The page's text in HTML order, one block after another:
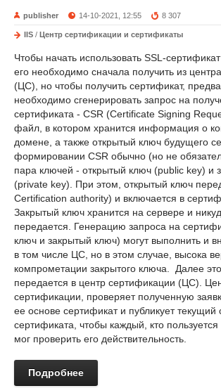
publisher 14-10-2021, 12:55 8 307
IIS / Центр сертификации и сертификаты
Чтобы начать использовать SSL-
его необходимо сначала получить из
(ЦС), но чтобы получить сертификат,
необходимо сгенерировать запрос на
сертификата - CSR (Certificate Signing
файл, в котором хранится информация о
домене, а также открытый ключ будущего
формировании CSR обычно (но не
пара ключей - открытый ключ (public key) и
(private key). При этом, открытый ключ
Certification authority) и включается в
Закрытый ключ хранится на сервере и
передается. Генерацию запроса на
ключ и закрытый ключ) могут выполнить и
в том числе ЦС, но в этом случае, высока
компрометации закрытого ключа. Далее
передается в центр сертификации (ЦС).
сертификации, проверяет полученную
ее основе сертификат и публикует текущий
сертификата, чтобы каждый, кто
мог проверить его действительность.
Подробнее